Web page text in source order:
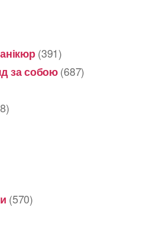
(391)
за собою(687)
(570)